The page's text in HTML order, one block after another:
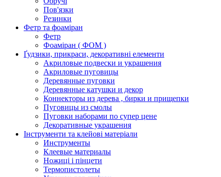
Пов'язки
Резинки
Фетр та фоаміран
Фетр
Фоаміран ( ФОМ )
Ґудзики, прикраси, декоративні елементи
Акриловые подвески и украшения
Акриловые пуговицы
Деревянные пуговки
Деревянные катушки и декор
Коннекторы из дерева , бирки и прищепки
Пуговицы из смолы
Пуговки наборами по супер цене
Декоративные украшения
Інструменти та клейові матеріали
Инструменты
Клеевые материалы
Ножиці і пінцети
Термопистолеты